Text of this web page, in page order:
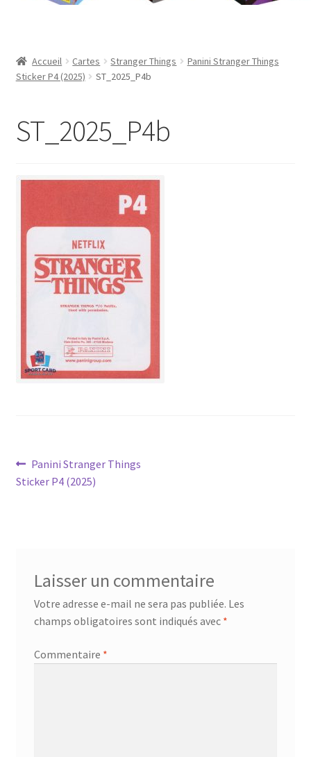
Mon compte
Panier
Accueil Cartes Stranger Things
Panini Stranger Things
Sticker P4 (2025)
ST_2025_P4b
ST_2025_P4b
Navigation
de
Article
précédent :
Panini Stranger Things
Sticker P4 (2025)
Laisser un commentaire
Votre adresse e-mail ne sera pas publiée. Les
champs obligatoires sont indiqués avec *
Commentaire *